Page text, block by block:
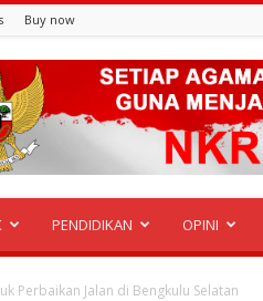
Buy now
PENDIDIKAN OPINI
Perbaikan Jalan di Bengkulu Selatan